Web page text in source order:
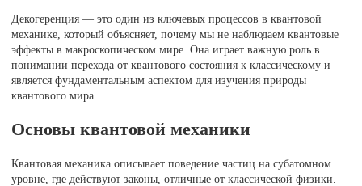
Декогеренция — это один из ключевых процессов в квантовой
механике, который объясняет, почему мы не наблюдаем квантовые
эффекты в макроскопическом мире. Она играет важную роль в
понимании перехода от квантового состояния к классическому и
является фундаментальным аспектом для изучения природы
квантового мира.
Основы квантовой механики
Квантовая механика описывает поведение частиц на субатомном
уровне, где действуют законы, отличные от классической физики.